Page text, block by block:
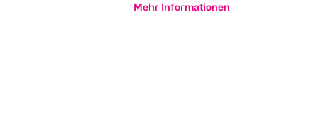
Mehr Informationen